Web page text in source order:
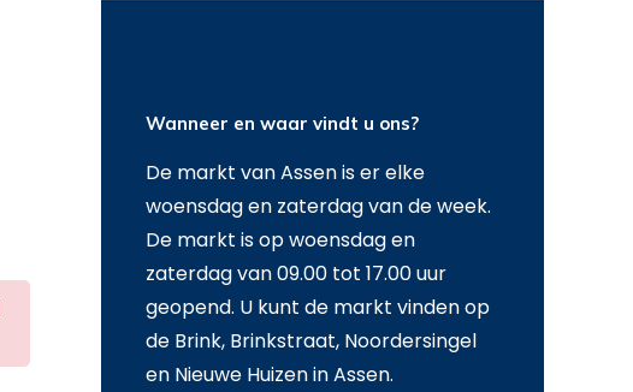
Wanneer en waar vindt u ons?
De markt van Assen is er elke
woensdag en zaterdag van de week.
De markt is op woensdag en
zaterdag van 09.00 tot 17.00 uur
geopend. U kunt de markt vinden op
de Brink, Brinkstraat, Noordersingel
en Nieuwe Huizen in Assen.